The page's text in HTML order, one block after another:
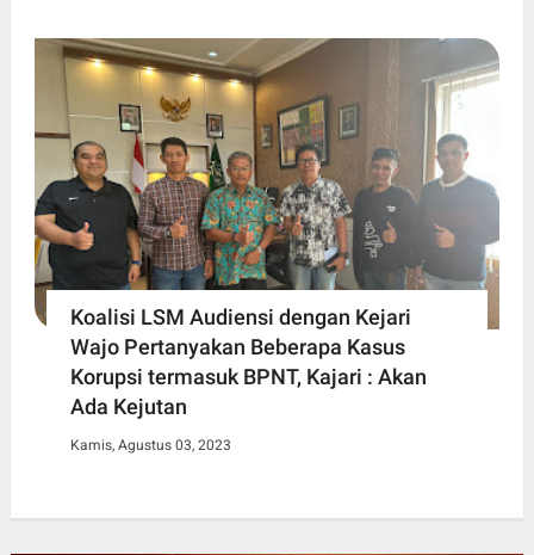
Koalisi LSM Audiensi dengan Kejari
Wajo Pertanyakan Beberapa Kasus
Korupsi termasuk BPNT, Kajari : Akan
Ada Kejutan
Kamis, Agustus 03, 2023